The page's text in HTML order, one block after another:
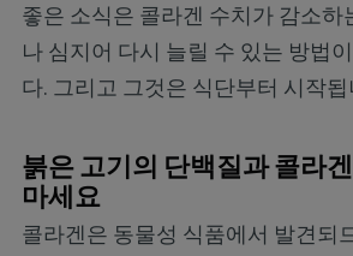
좋은 소식은 콜라겐 수치가 감소하
나 심지어 다시 늘릴 수 있는 방법
다. 그리고 그것은 식단부터 시작됩
붉은 고기의 단백질과 콜라
마세요
콜라겐은 동물성 식품에서 발견되